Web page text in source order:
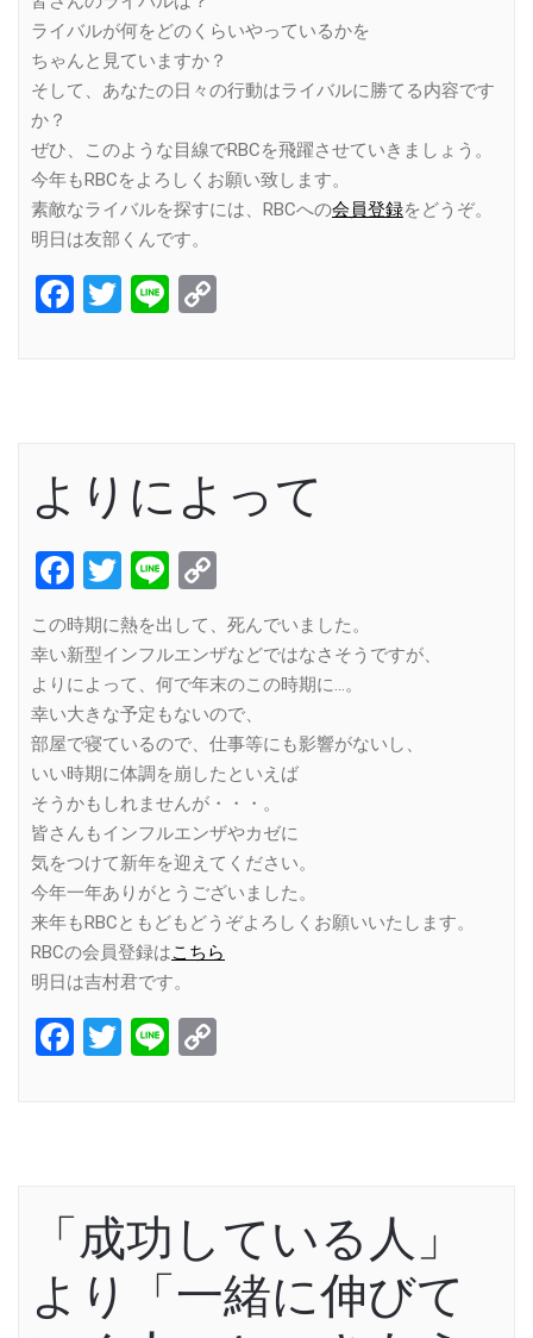
ライバルが何をどのくらいやっているかを
ちゃんと見ていますか？
そして、あなたの日々の行動はライバルに勝てる内容です
か？
ぜひ、このような目線でRBCを飛躍させていきましょう。
今年もRBCをよろしくお願い致します。
素敵なライバルを探すには、RBCへの会員登録をどうぞ。
明日は友部くんです。
Facebook
Twitter
Line
よりによって
Facebook
Twitter
Line
Link
この時期に熱を出して、死んでいました。
幸い新型インフルエンザなどではなさそうですが、
よりによって、何で年末のこの時期に…。
幸い大きな予定もないので、
部屋で寝ているので、仕事等にも影響がないし、
いい時期に体調を崩したといえば
そうかもしれませんが・・・。
皆さんもインフルエンザやカゼに
気をつけて新年を迎えてください。
今年一年ありがとうございました。
来年もRBCともどもどうぞよろしくお願いいたします。
RBCの会員登録はこちら
明日は吉村君です。
Facebook
Twitter
Line
「成功している人」
より「一緒に伸びて